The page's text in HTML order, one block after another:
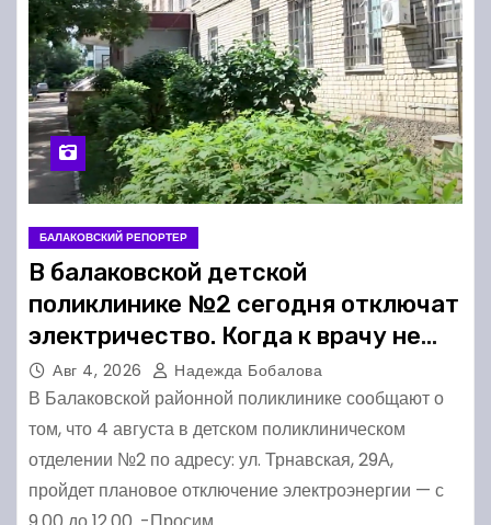
БАЛАКОВСКИЙ РЕПОРТЕР
В балаковской детской
поликлинике №2 сегодня отключат
электричество. Когда к врачу не
попадёшь?
Авг 4, 2026 Надежда Бобалова
В Балаковской районной поликлинике сообщают о
том, что 4 августа в детском поликлиническом
отделении №2 по адресу: ул. Трнавская, 29А,
пройдет плановое отключение электроэнергии — с